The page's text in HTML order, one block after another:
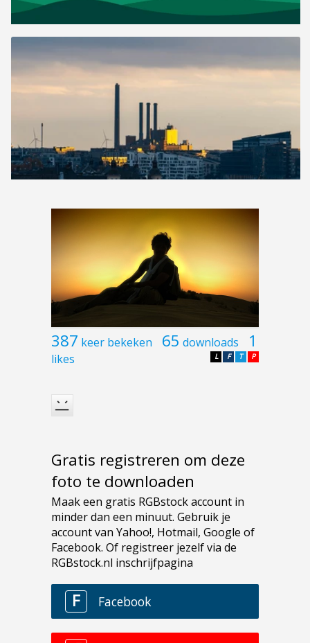
387 keer bekeken 65 downloads 1
likes P
T
F
L
Gratis registreren om deze
foto te downloaden